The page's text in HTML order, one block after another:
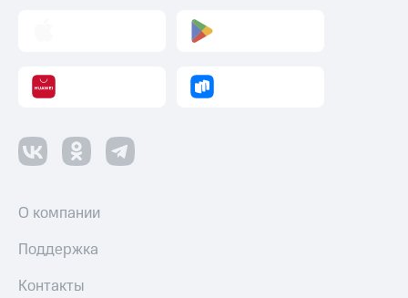
О компании
Поддержка
Контакты